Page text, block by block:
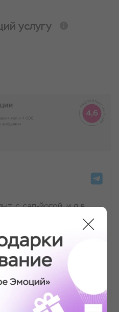
услугу
с сап-йогой, и я в
Я смогла улучшить
что очень радует.
доступно и понятно.
раз👍